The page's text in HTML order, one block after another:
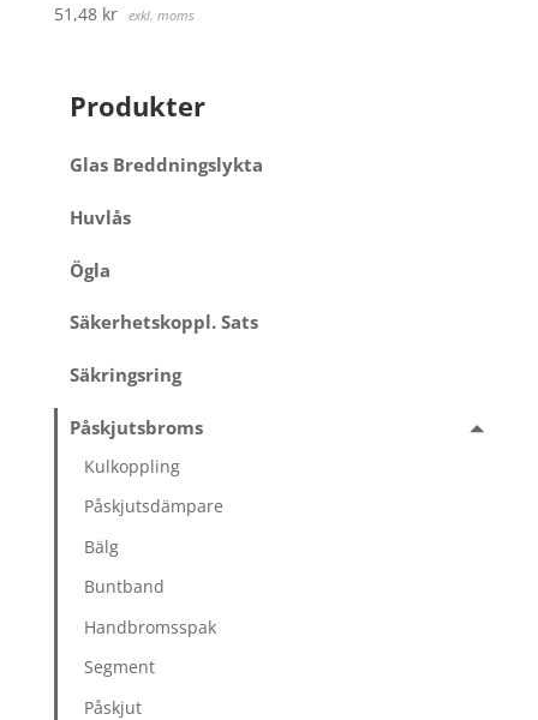
51,48 kr exkl. moms
Produkter
Glas Breddningslykta
Huvlås
Ögla
Säkerhetskoppl. Sats
Säkringsring
Påskjutsbroms
Kulkoppling
Påskjutsdämpare
Bälg
Buntband
Handbromsspak
Segment
Påskjut